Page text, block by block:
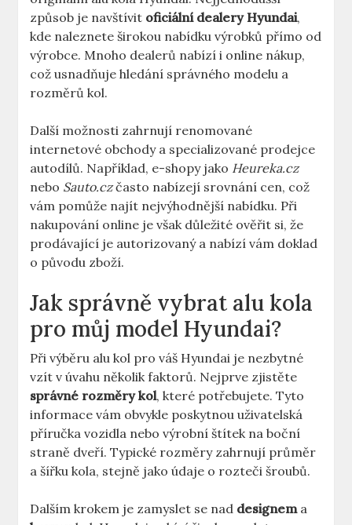
způsob je navštívit oficiální dealery Hyundai,
kde naleznete širokou nabídku výrobků přímo od
výrobce. Mnoho dealerů nabízí i online nákup,
což usnadňuje hledání správného modelu a
rozměrů kol.
Další možnosti zahrnují renomované
internetové obchody a specializované prodejce
autodílů. Například, e-shopy jako Heureka.cz
nebo Sauto.czčasto nabízejí srovnání cen, což
vám pomůže najít nejvýhodnější nabídku. Při
nakupování online je však důležité ověřit si, že
prodávající je autorizovaný a nabízí vám doklad
o původu zboží.
Jak správně vybrat alu kola
pro můj model Hyundai?
Při výběru alu kol pro váš Hyundai je nezbytné
vzít v úvahu několik faktorů. Nejprve zjistěte
správné rozměry kol, které potřebujete. Tyto
informace vám obvykle poskytnou uživatelská
příručka vozidla nebo výrobní štítek na boční
straně dveří. Typické rozměry zahrnují průměr
a šířku kola, stejně jako údaje o rozteči šroubů.
Dalším krokem je zamyslet se nad designema